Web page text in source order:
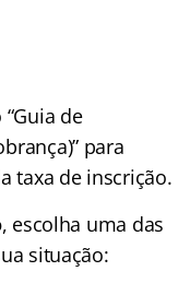
de
para
taxa de inscrição.
, escolha uma das
situação: